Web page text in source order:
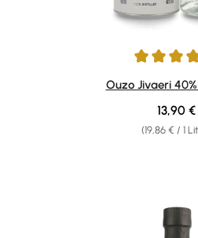
Durchschnittliche Bewertung
Ouzo Jivaeri
(19,86 € / 1
13,90 €